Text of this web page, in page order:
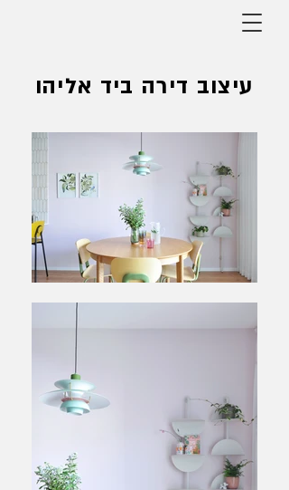
עיצוב דירה ביד אליהו